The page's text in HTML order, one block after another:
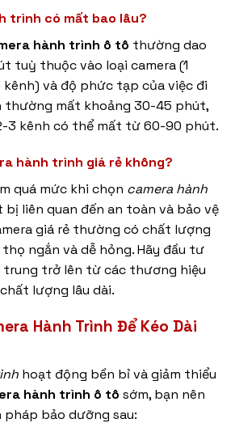
trình có mất bao lâu?
hành trình ô tô thường dao
tuỳ thuộc vào loại camera (1
kênh) và độ phức tạp của việc đi
thường mất khoảng 30-45 phút,
3 kênh có thể mất từ 60-90 phút.
hành trình giá rẻ không?
quá mức khi chọn camera hành
liên quan đến an toàn và bảo vệ
giá rẻ thường có chất lượng
ngắn và dễ hỏng. Hãy đầu tư
trung trở lên từ các thương hiệu
lượng lâu dài.
Hành Trình Để Kéo Dài
hoạt động bền bỉ và giảm thiểu
hành trình ô tô sớm, bạn nên
bảo dưỡng sau: